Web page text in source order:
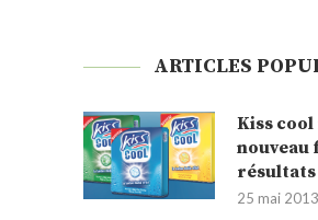
ARTICLES
Kiss
nouveau
25 mai 2013